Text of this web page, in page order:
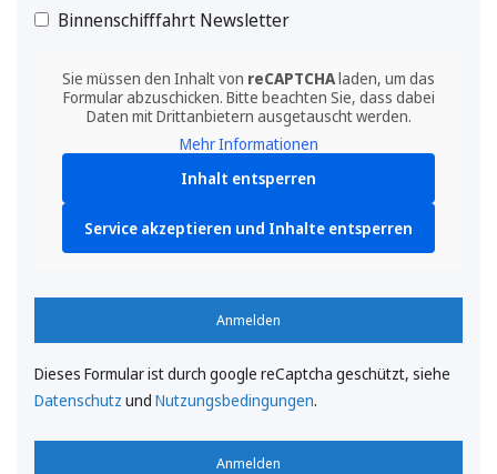
Binnenschifffahrt Newsletter
Sie müssen den Inhalt von reCAPTCHAladen, um das
Formular abzuschicken. Bitte beachten Sie, dass dabei
Daten mit Drittanbietern ausgetauscht werden.
Mehr Informationen
Inhalt entsperren
Service akzeptieren und Inhalte entsperren
Anmelden
Dieses Formular ist durch google reCaptcha geschützt, siehe
Datenschutz und Nutzungsbedingungen.
Anmelden